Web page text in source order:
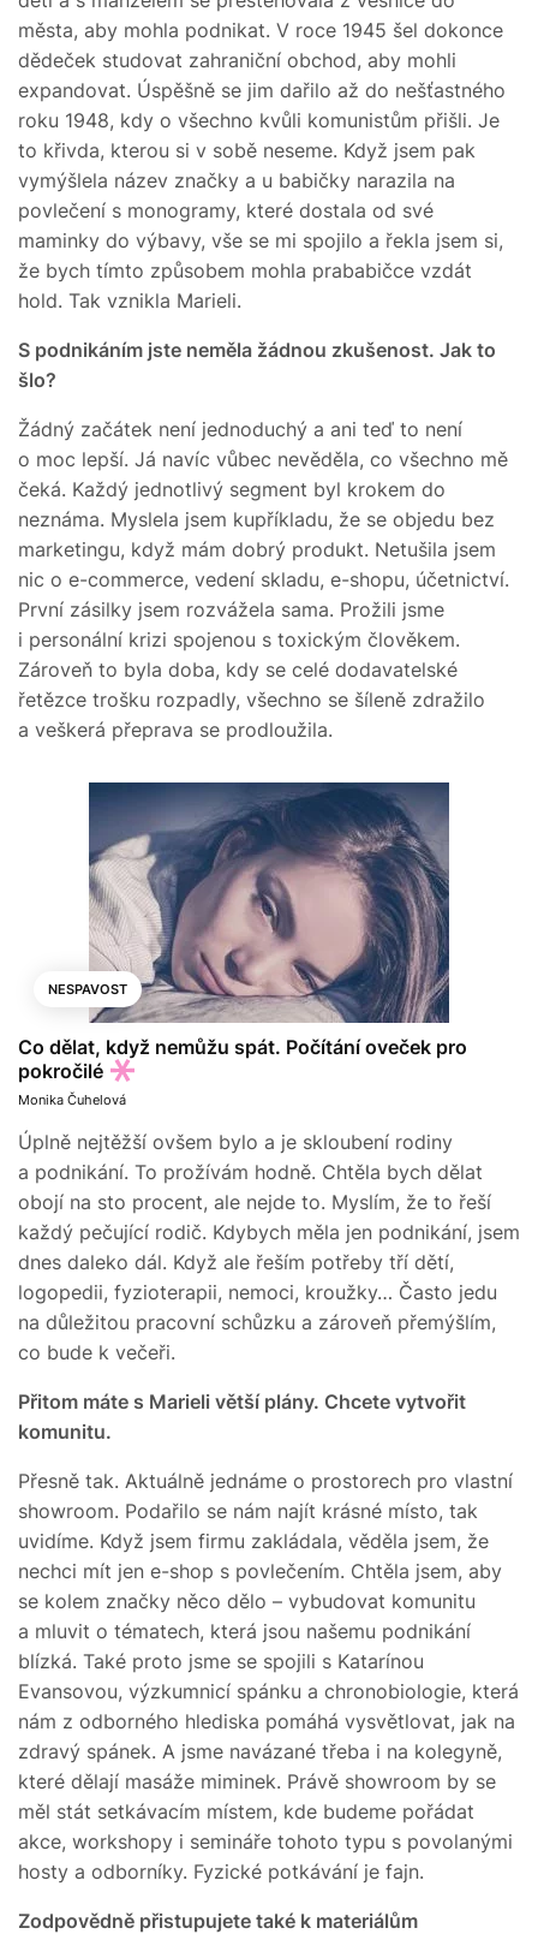
města, aby mohla podnikat. V roce 1945 šel dokonce
dědeček studovat zahraniční obchod, aby mohli
expandovat. Úspěšně se jim dařilo až do nešťastného
roku 1948, kdy o všechno kvůli komunistům přišli. Je
to křivda, kterou si v sobě neseme. Když jsem pak
vymýšlela název značky a u babičky narazila na
povlečení s monogramy, které dostala od své
maminky do výbavy, vše se mi spojilo a řekla jsem si,
že bych tímto způsobem mohla prababičce vzdát
hold. Tak vznikla Marieli.
S podnikáním jste neměla žádnou zkušenost. Jak to
šlo?
Žádný začátek není jednoduchý a ani teď to není
o moc lepší. Já navíc vůbec nevěděla, co všechno mě
čeká. Každý jednotlivý segment byl krokem do
neznáma. Myslela jsem kupříkladu, že se objedu bez
marketingu, když mám dobrý produkt. Netušila jsem
nic o e-commerce, vedení skladu, e-shopu, účetnictví.
První zásilky jsem rozvážela sama. Prožili jsme
i personální krizi spojenou s toxickým člověkem.
Zároveň to byla doba, kdy se celé dodavatelské
řetězce trošku rozpadly, všechno se šíleně zdražilo
a veškerá přeprava se prodloužila.
NESPAVOST
Co dělat, když nemůžu spát. Počítání oveček pro
pokročilé
Monika Čuhelová
Úplně nejtěžší ovšem bylo a je skloubení rodiny
a podnikání. To prožívám hodně. Chtěla bych dělat
obojí na sto procent, ale nejde to. Myslím, že to řeší
každý pečující rodič. Kdybych měla jen podnikání, jsem
dnes daleko dál. Když ale řeším potřeby tří dětí,
logopedii, fyzioterapii, nemoci, kroužky… Často jedu
na důležitou pracovní schůzku a zároveň přemýšlím,
co bude k večeři.
Přitom máte s Marieli větší plány. Chcete vytvořit
komunitu.
Přesně tak. Aktuálně jednáme o prostorech pro vlastní
showroom. Podařilo se nám najít krásné místo, tak
uvidíme. Když jsem firmu zakládala, věděla jsem, že
nechci mít jen e-shop s povlečením. Chtěla jsem, aby
se kolem značky něco dělo – vybudovat komunitu
a mluvit o tématech, která jsou našemu podnikání
blízká. Také proto jsme se spojili s Katarínou
Evansovou, výzkumnicí spánku a chronobiologie, která
nám z odborného hlediska pomáhá vysvětlovat, jak na
zdravý spánek. A jsme navázané třeba i na kolegyně,
které dělají masáže miminek. Právě showroom by se
měl stát setkávacím místem, kde budeme pořádat
akce, workshopy i semináře tohoto typu s povolanými
hosty a odborníky. Fyzické potkávání je fajn.
Zodpovědně přistupujete také k materiálům